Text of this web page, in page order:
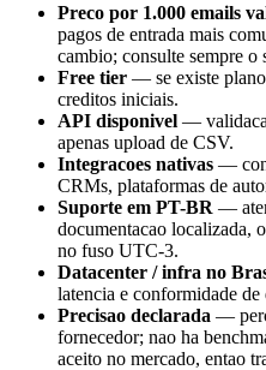
Preco por 1.000 emails
pagos de entrada mais
cambio; consulte sempre o
Free tier — se existe
creditos iniciais.
API disponivel —
apenas upload de CSV.
Integracoes nativas —
CRMs, plataformas de
Suporte em PT-BR —
documentacao localizada,
no fuso UTC-3.
Datacenter / infra no
latencia e conformidade de
Precisao declarada —
fornecedor; nao ha
aceito no mercado, entao